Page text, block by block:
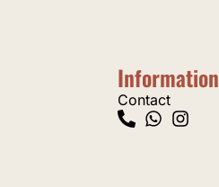
Information
Contact